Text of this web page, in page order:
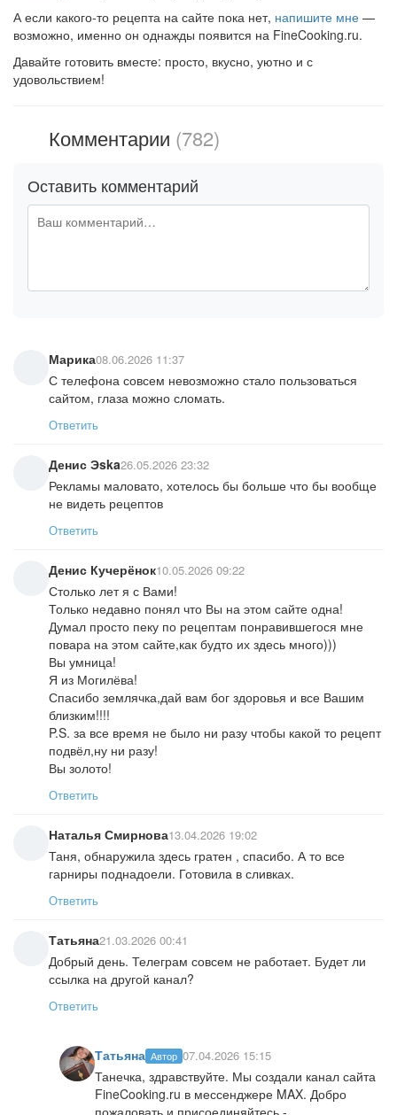
А если какого-то рецепта на сайте пока нет, напишите мне —
возможно, именно он однажды появится на FineCooking.ru.
Давайте готовить вместе: просто, вкусно, уютно и с
удовольствием!
Комментарии (782)
Оставить комментарий
Марика08.06.2026 11:37
С телефона совсем невозможно стало пользоваться
сайтом, глаза можно сломать.
Ответить
Денис Эska26.05.2026 23:32
Рекламы маловато, хотелось бы больше что бы вообще
не видеть рецептов
Ответить
Денис Кучерёнок10.05.2026 09:22
Столько лет я с Вами!
Только недавно понял что Вы на этом сайте одна!
Думал просто пеку по рецептам понравившегося мне
повара на этом сайте,как будто их здесь много)))
Вы умница!
Я из Могилёва!
Спасибо землячка,дай вам бог здоровья и все Вашим
близким!!!!
P.S. за все время не было ни разу чтобы какой то рецепт
подвёл,ну ни разу!
Вы золото!
Ответить
Наталья Смирнова13.04.2026 19:02
Таня, обнаружила здесь гратен , спасибо. А то все
гарниры поднадоели. Готовила в сливках.
Ответить
Татьяна21.03.2026 00:41
Добрый день. Телеграм совсем не работает. Будет ли
ссылка на другой канал?
Ответить
Татьяна Автор 07.04.2026 15:15
Танечка, здравствуйте. Мы создали канал сайта
FineCooking.ru в мессенджере MAX. Добро
пожаловать и присоединяйтесь -